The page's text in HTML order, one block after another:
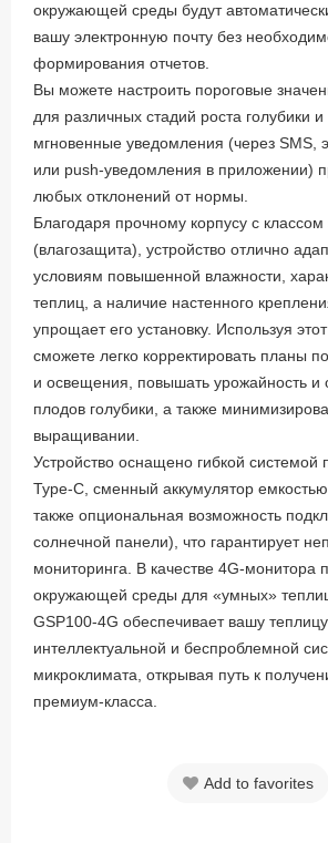
окружающей среды будут
вашу электронную почту без
формирования отчетов.
Вы можете настроить пороговые
для различных стадий роста голубики и
мгновенные уведомления (через SMS,
или push-уведомления в приложении)
любых отклонений от нормы.
Благодаря прочному корпусу с
(влагозащита), устройство отлично
условиям повышенной влажности,
теплиц, а наличие настенного
упрощает его установку. Используя
сможете легко корректировать планы
и освещения, повышать урожайность и
плодов голубики, а также
выращивании.
Устройство оснащено гибкой системой
Type-C, сменный аккумулятор
также опциональная возможность
солнечной панели), что гарантирует
мониторинга. В качестве 4G-монитора
окружающей среды для «умных»
GSP100-4G обеспечивает вашу теплицу
интеллектуальной и беспроблемной
микроклимата, открывая путь к
премиум-класса.
Add to favorites